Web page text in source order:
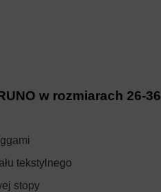
w rozmiarach 26-36
tekstylnego
stopy